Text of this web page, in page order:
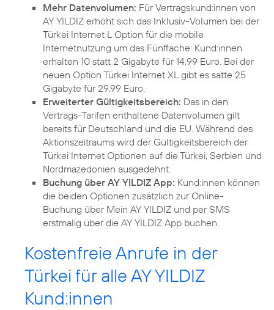
Mehr Datenvolumen: Für Vertragskund:innen von
AY YILDIZ erhöht sich das Inklusiv-Volumen bei der
Türkei Internet L Option für die mobile
Internetnutzung um das Fünffache: Kund:innen
erhalten 10 statt 2 Gigabyte für 14,99 Euro. Bei der
neuen Option Türkei Internet XL gibt es satte 25
Gigabyte für 29,99 Euro.
Erweiterter Gültigkeitsbereich: Das in den
Vertrags-Tarifen enthaltene Datenvolumen gilt
bereits für Deutschland und die EU. Während des
Aktionszeitraums wird der Gültigkeitsbereich der
Türkei Internet Optionen auf die Türkei, Serbien und
Nordmazedonien ausgedehnt.
Buchung über AY YILDIZ App: Kund:innen können
die beiden Optionen zusätzlich zur Online-
Buchung über Mein AY YILDIZ und per SMS
erstmalig über die AY YILDIZ App buchen.
Kostenfreie Anrufe in der
Türkei für alle AY YILDIZ
Kund:innen